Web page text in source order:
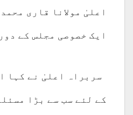
اعلیٰ مولانا قاری
ایک خصوصی مجلس کے
سربراہ اعلیٰ نے کہا
کے لئے سب سے بڑا